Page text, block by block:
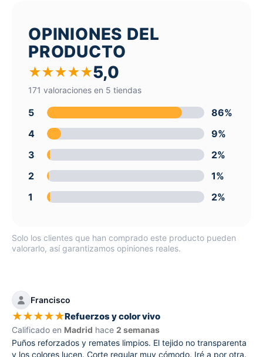
OPINIONES DEL
PRODUCTO
★★★★★5,0
171 valoraciones en 5 tiendas
5
86%
4
9%
3
2%
2
1%
1
2%
Solo los clientes que han comprado este producto pueden
valorarlo, así garantizamos opiniones reales.
Francisco
★★★★★Refuerzos y color vivo
Calificado en Madrid hace 2 semanas
Puños reforzados y remates limpios. El tejido no transparenta
y los colores lucen. Corte regular muy cómodo. Iré a por otra.